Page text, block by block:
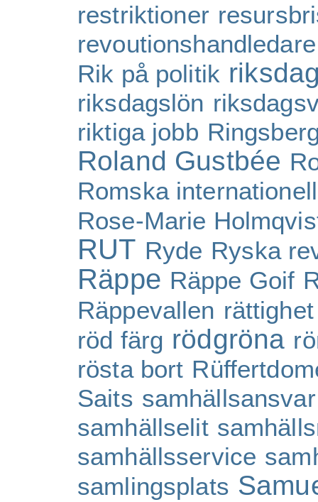
restriktioner
revoutionshandledare
Rik på politik
riksdagslön
riktiga jobb
Roland Gustbée
Romska
Rose-Marie
RUT Ryde Ryska
Räppe Räppe Goif
Räppevallen rättighet
röd färg rödgröna
rösta bort
Saits samhällsansvar
samhällselit
samhällsservice
samlingsplats